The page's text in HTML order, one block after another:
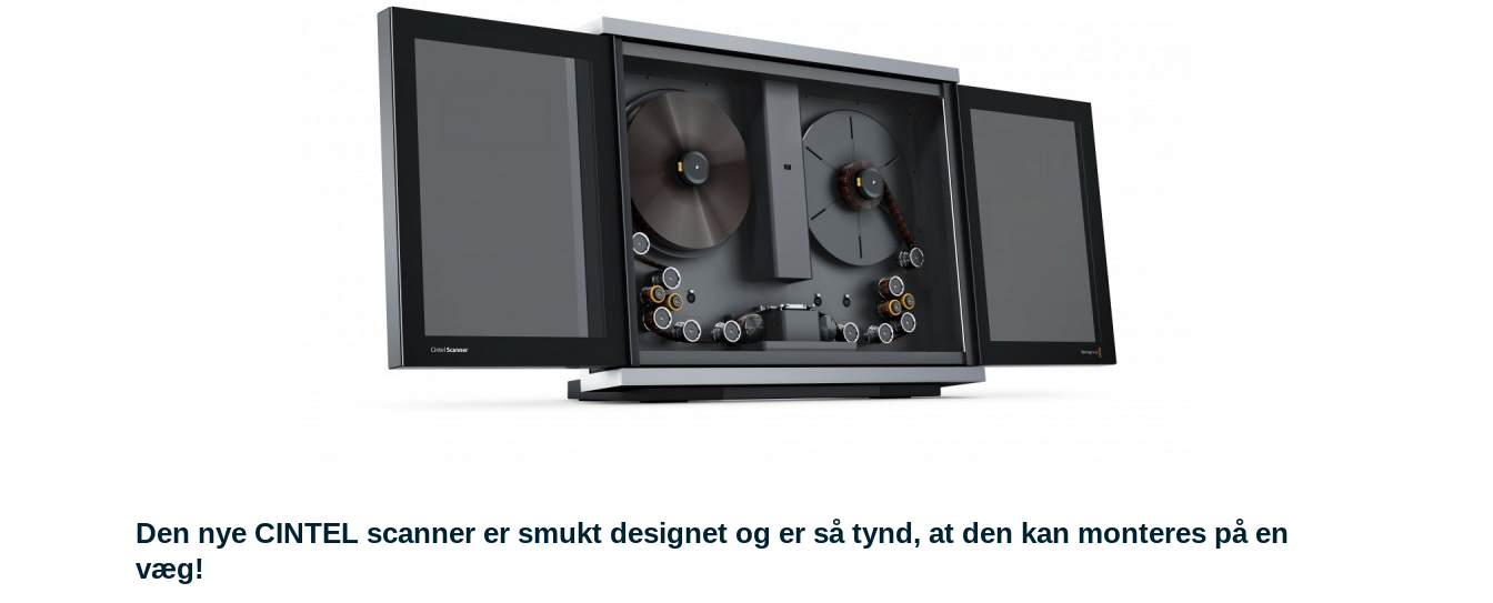
Den nye CINTEL scanner er smukt designet og er så tynd, at den kan monteres på en
væg!